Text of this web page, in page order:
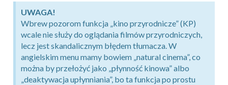
UWAGA!
Wbrew pozorom funkcja „kino przyrodnicze” (KP)
wcale nie służy do oglądania filmów przyrodniczych,
lecz jest skandalicznym błędem tłumacza. W
angielskim menu mamy bowiem „natural cinema”, co
można by przełożyć jako „płynność kinowa” albo
„deaktywacja upłynniania”, bo ta funkcja po prostu